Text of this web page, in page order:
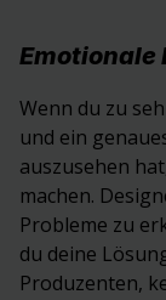
Emotionale
Wenn du zu
und ein
auszusehen
machen.
Probleme zu
du deine
Produzenten,